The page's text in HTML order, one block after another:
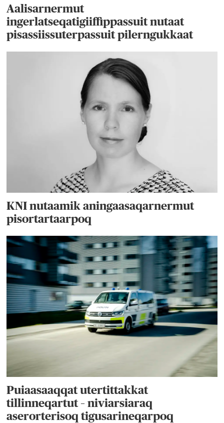
Aalisarnermut
ingerlatseqatigiiffippassuit nutaat
pisassiissuterpassuit pilerngukkaat
KNI nutaamik aningaasaqarnermut
pisortartaarpoq
Puiaasaaqqat utertittakkat
tillinneqartut – niviarsiaraq
aserorterisoq tigusarineqarpoq